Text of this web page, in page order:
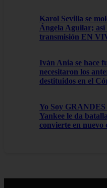
Karol Sevilla se
Ángela Aguilar; así
transmisión EN
Iván Ania se hace
necesitaron los
destituidos en el
Yo Soy
Yankee le da
convierte en nuevo